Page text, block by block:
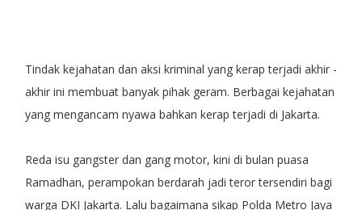
Tindak kejahatan dan aksi kriminal yang kerap terjadi akhir -
akhir ini membuat banyak pihak geram. Berbagai kejahatan
yang mengancam nyawa bahkan kerap terjadi di Jakarta.
Reda isu gangster dan gang motor, kini di bulan puasa
Ramadhan, perampokan berdarah jadi teror tersendiri bagi
warga DKI Jakarta. Lalu bagaimana sikap Polda Metro Jaya